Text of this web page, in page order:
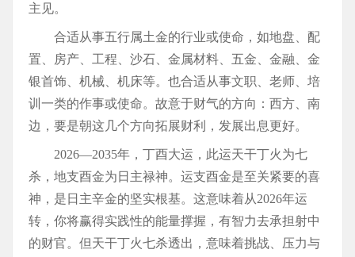
主见。
合适从事五行属土金的行业或使命，如地盘、配
置、房产、工程、沙石、金属材料、五金、金融、金
银首饰、机械、机床等。也合适从事文职、老师、培
训一类的作事或使命。故意于财气的方向：西方、南
边，要是朝这几个方向拓展财利，发展出息更好。
2026—2035年，丁酉大运，此运天干丁火为七
杀，地支酉金为日主禄神。运支酉金是至关紧要的喜
神，是日主辛金的坚实根基。这意味着从2026年运
转，你将赢得实践性的能量撑握，有智力去承担射中
的财官。但天干丁火七杀透出，意味着挑战、压力与